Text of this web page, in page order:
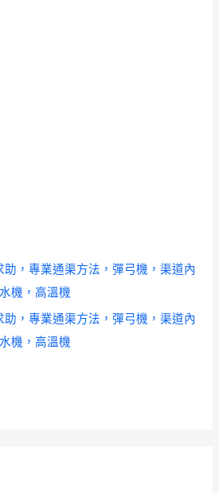
，專業通渠方法，彈弓機，渠道內
機，高溫機
，專業通渠方法，彈弓機，渠道內
機，高溫機